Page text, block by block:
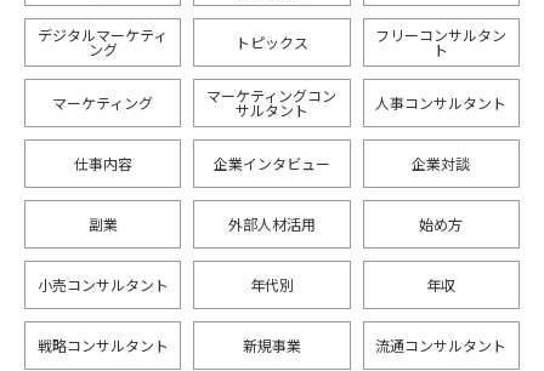
デジタルマーケティ
ング トピックス フリーコンサルタン
ト
マーケティング マーケティングコン
サルタント 人事コンサルタント
仕事内容 企業インタビュー 企業対談
副業 外部人材活用 始め方
小売コンサルタント 年代別 年収
戦略コンサルタント 新規事業 流通コンサルタント